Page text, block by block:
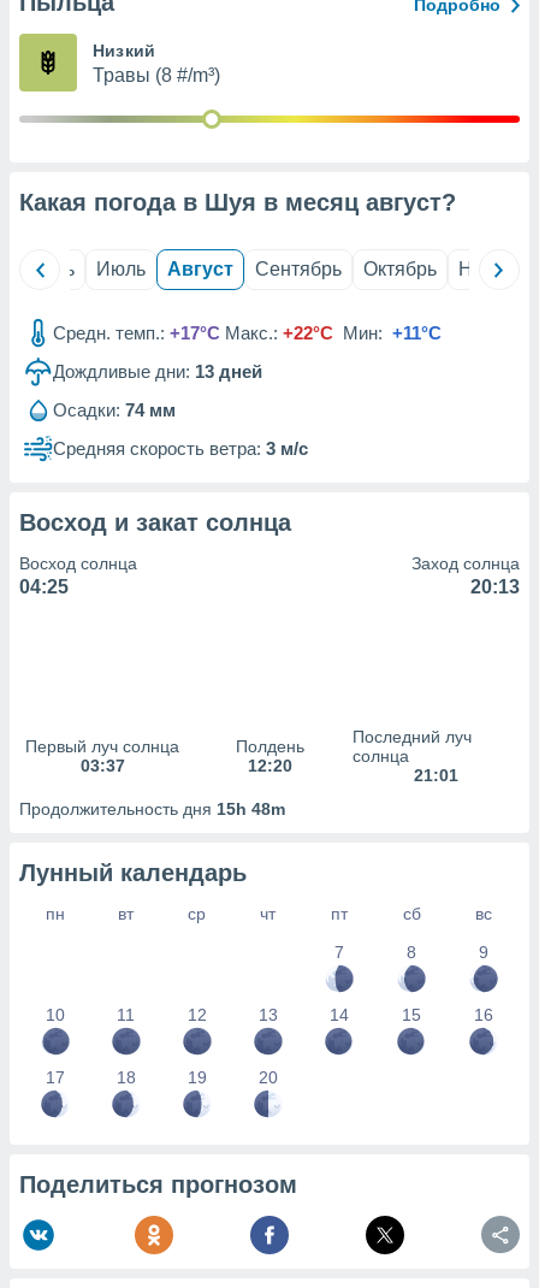
из
рекламы
1199
Подробно
Низкий
Травы (8 #/m³)
Какая погода в Шуя в месяц август?
Июнь Июль Август Сентябрь Октябрь Ноябрь
Средн. темп.: +17°C Макс.: +22°C Мин: +11°C
Дождливые дни: 13 дней
Осадки: 74 мм
Средняя скорость ветра: 3 м/с
Восход и закат солнца
Восход солнца
04:25
Заход солнца
20:13
Первый луч солнца
03:37
Полдень
12:20
Последний луч
солнца
21:01
Продолжительность дня 15h 48m
Лунный календарь
пн вт ср чт пт сб
вс
7
8 9
10 11 12 13 14 15 16
17 18 19 20
Поделиться прогнозом